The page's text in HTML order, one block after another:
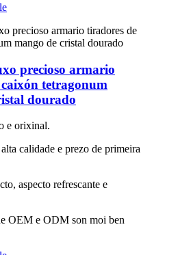
precioso armario
tetragonum
dourado
e orixinal.
calidade e prezo de primeira
aspecto refrescante e
OEM e ODM son moi ben